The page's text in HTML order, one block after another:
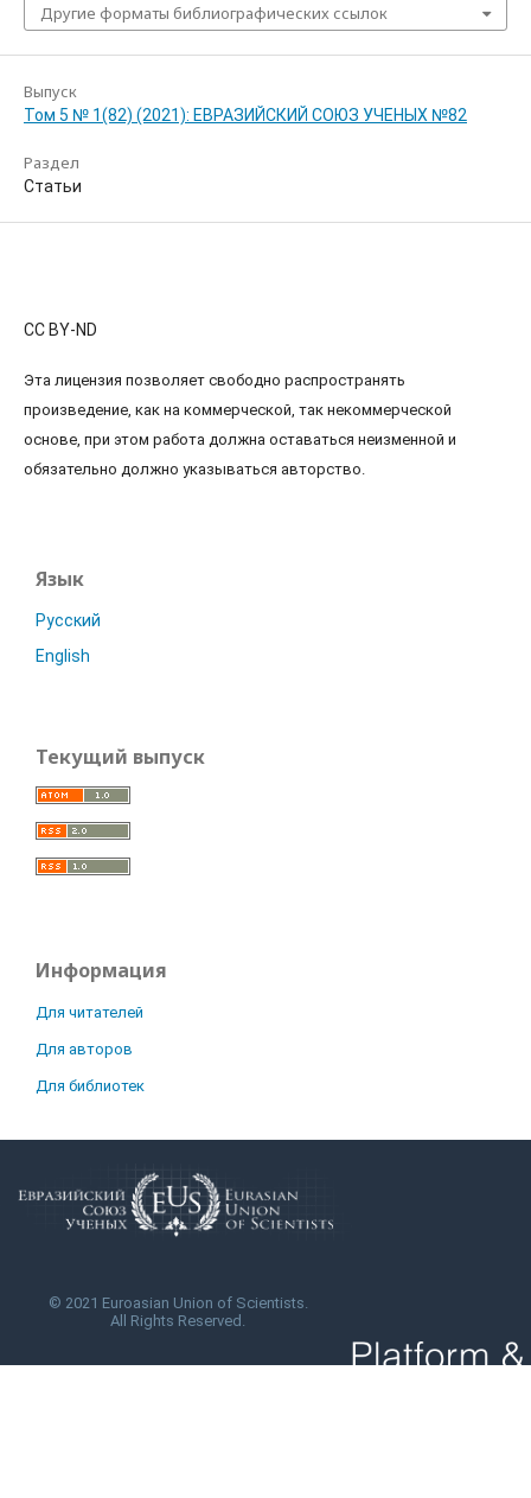
Другие форматы библиографических ссылок
Выпуск
Том 5 № 1(82) (2021): ЕВРАЗИЙСКИЙ СОЮЗ УЧЕНЫХ №82
Раздел
Статьи
CC BY-ND
Эта лицензия позволяет свободно распространять
произведение, как на коммерческой, так некоммерческой
основе, при этом работа должна оставаться неизменной и
обязательно должно указываться авторство.
Язык
Русский
English
Текущий выпуск
Информация
Для читателей
Для авторов
Для библиотек
© 2021 Euroasian Union of Scientists.
All Rights Reserved.